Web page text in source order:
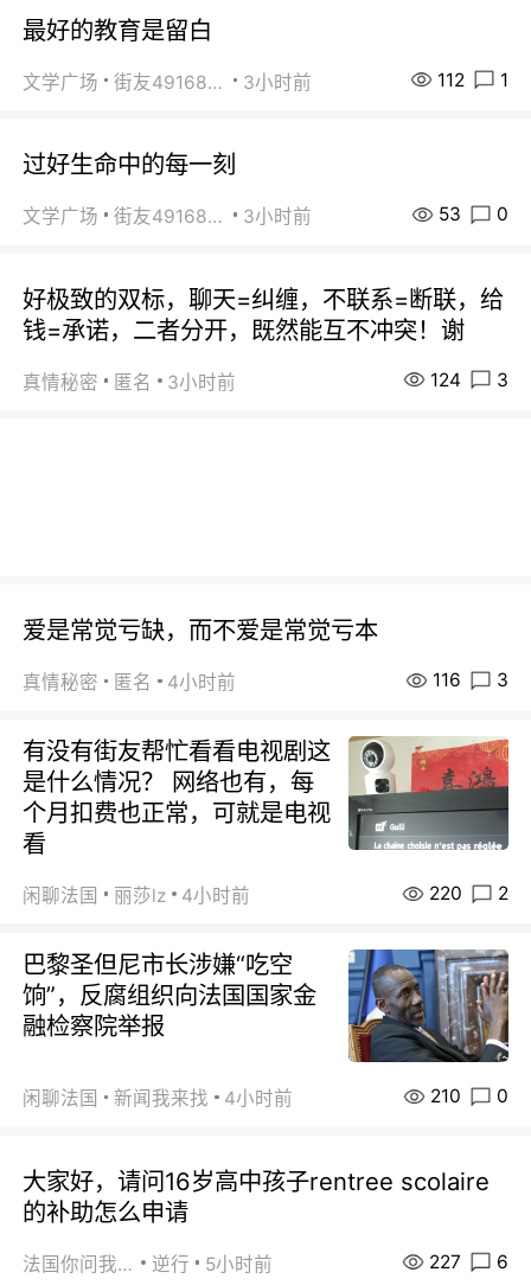
最好的教育是留白
文学广场 街友49168527 3小时前 112 1
过好生命中的每一刻
文学广场 街友49168527 3小时前 53 0
好极致的双标，聊天=纠缠，不联系=断联，给
钱=承诺，二者分开，既然能互不冲突！谢
真情秘密 匿名 3小时前 124 3
爱是常觉亏缺，而不爱是常觉亏本
真情秘密 匿名 4小时前 116 3
有没有街友帮忙看看电视剧这
是什么情况？ 网络也有，每
个月扣费也正常，可就是电视
看
闲聊法国 丽莎lz 4小时前 220 2
巴黎圣但尼市长涉嫌“吃空
饷”，反腐组织向法国国家金
融检察院举报
闲聊法国 新闻我来找 4小时前 210 0
大家好，请问16岁高中孩子rentree scolaire
的补助怎么申请
法国你问我答 逆行 5小时前 227 6